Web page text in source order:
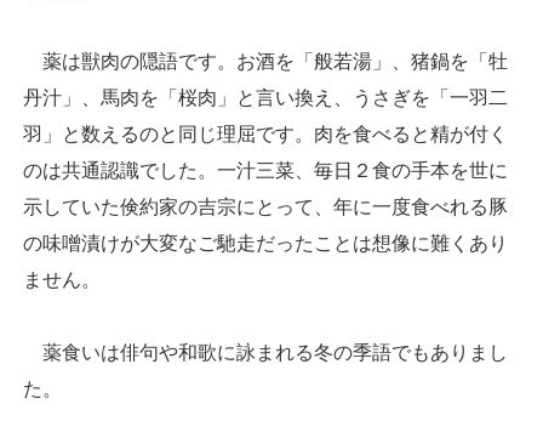
薬は獣肉の隠語です。お酒を「般若湯」、猪鍋を「牡
丹汁」、馬肉を「桜肉」と言い換え、うさぎを「一羽二
羽」と数えるのと同じ理屈です。肉を食べると精が付く
のは共通認識でした。一汁三菜、毎日２食の手本を世に
示していた倹約家の吉宗にとって、年に一度食べれる豚
の味噌漬けが大変なご馳走だったことは想像に難くあり
ません。
薬食いは俳句や和歌に詠まれる冬の季語でもありまし
た。